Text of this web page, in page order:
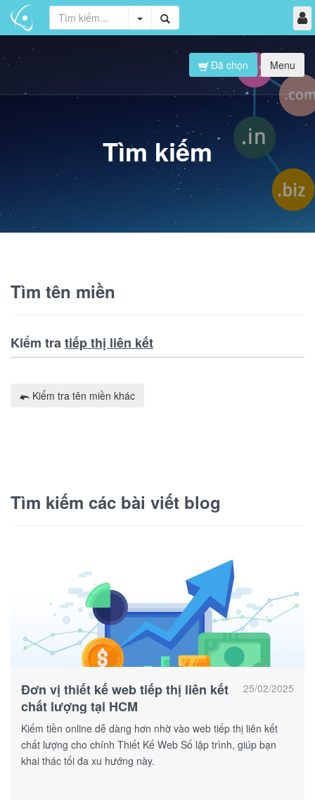
Menu
Đã chọn
Tìm kiếm
Tìm tên miền
Kiểm tratiếp thị liên kết
Kiểm tra tên miền khác
Tìm kiếm các bài viết blog
25/02/2025
Đơn vị thiết kế web tiếp thị liên kết
chất lượng tại HCM
Kiếm tiền online dễ dàng hơn nhờ vào web tiếp thị liên kết
chất lượng cho chính Thiết Kế Web Số lập trình, giúp bạn
khai thác tối đa xu hướng này.